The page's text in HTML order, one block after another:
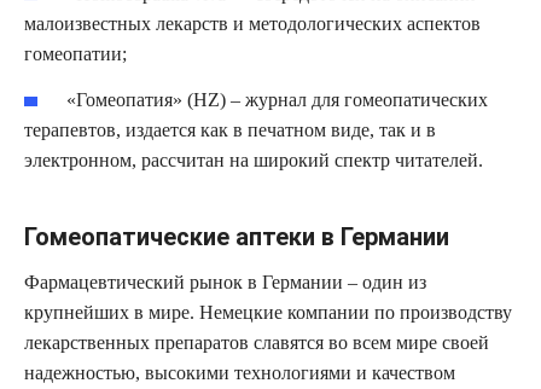
малоизвестных лекарств и методологических аспектов
гомеопатии;
«Гомеопатия» (HZ) – журнал для гомеопатических
терапевтов, издается как в печатном виде, так и в
электронном, рассчитан на широкий спектр читателей.
Гомеопатические аптеки в Германии
Фармацевтический рынок в Германии – один из
крупнейших в мире. Немецкие компании по производству
лекарственных препаратов славятся во всем мире своей
надежностью, высокими технологиями и качеством